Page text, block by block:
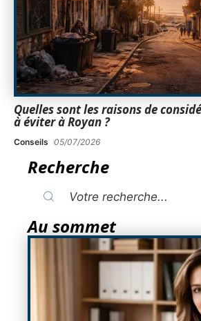
Quelles sont les raisons de
à éviter à Royan ?
Conseils 05/07/2026
Recherche
Au sommet